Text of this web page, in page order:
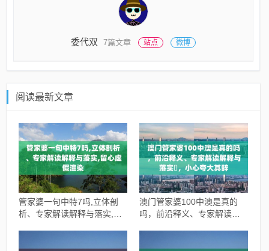
委代双 7篇文章 站点 微博
阅读最新文章
管家婆一句中特7吗,立体剖
析、专家解读解释与落实,留
澳门管家婆100中澳是真的
吗，前沿释义、专家解读解